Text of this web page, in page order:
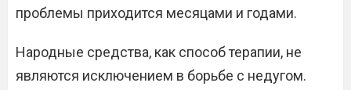
проблемы приходится месяцами и годами.
Народные средства, как способ терапии, не
являются исключением в борьбе с недугом.